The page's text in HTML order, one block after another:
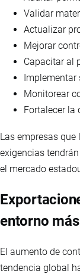
Validar
Actualizar
Mejorar
Capacitar al
Implementar
Monitorear
Fortalecer la
Las empresas
exigencias
el mercado
entorno
El aumento de
tendencia global